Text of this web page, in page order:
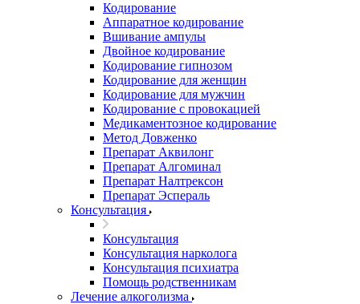
Кодирование
Аппаратное кодирование
Вшивание ампулы
Двойное кодирование
Кодирование гипнозом
Кодирование для женщин
Кодирование для мужчин
Кодирование с провокацией
Медикаментозное кодирование
Метод Довженко
Препарат Аквилонг
Препарат Алгоминал
Препарат Налтрексон
Препарат Эспераль
Консультация
Консультация
Консультация нарколога
Консультация психиатра
Помощь родственникам
Лечение алкоголизма